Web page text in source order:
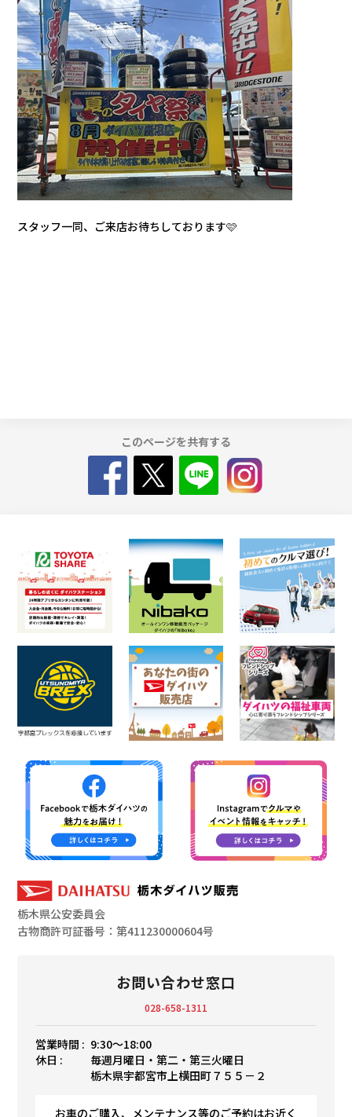
スタッフ一同、ご来店お待ちしております🩷
このページを共有する
栃木県公安委員会
古物商許可証番号：第411230000604号
お問い合わせ窓口
028-658-1311
営業時間 : 9:30〜18:00
休日 :
毎週月曜日・第二・第三火曜日
栃木県宇都宮市上横田町７５５－２
お車のご購入、メンテナンス等のご予約はお近く